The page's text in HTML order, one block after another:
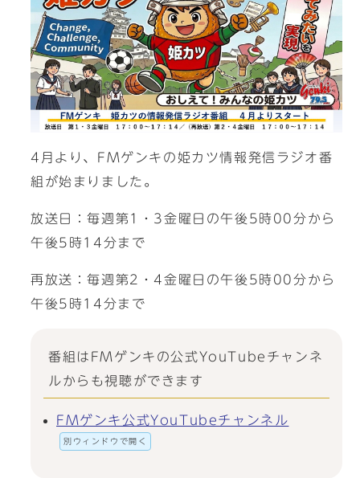
4月より、FMゲンキの姫カツ情報発信ラジオ番
組が始まりました。
放送日：毎週第1・3金曜日の午後5時00分から
午後5時14分まで
再放送：毎週第2・4金曜日の午後5時00分から
午後5時14分まで
番組はFMゲンキの公式YouTubeチャンネ
ルからも視聴ができます
FMゲンキ公式YouTubeチャンネル
別ウィンドウで開く